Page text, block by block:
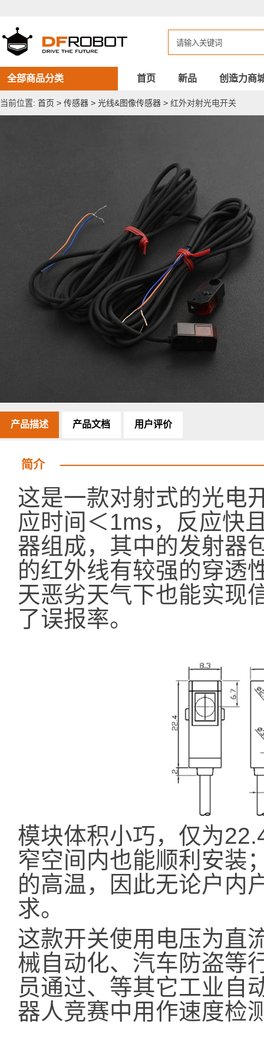
射
光
电
开
关
全部商品分类 首页 新品 创造力商
当前位置: 首页 > 传感器 > 光线&图像传感器 > 红外对射光电开关
产品描述 产品文档 用户评价
简介
这是一款对射式的光电
应时间＜1ms，反应快
器组成，其中的发射器
的红外线有较强的穿透
天恶劣天气下也能实现
了误报率。
模块体积小巧，仅为
窄空间内也能顺利安
的高温，因此无论户内
求。
这款开关使用电压为直
械自动化、汽车防盗等
员通过、等其它工业自
器人竞赛中用作速度检